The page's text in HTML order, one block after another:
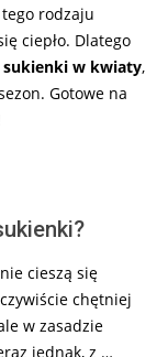
rodzaju
ciepło. Dlatego
sukienki w kwiaty,
Gotowe na
cieszą się
chętniej
w zasadzie
jednak, z …